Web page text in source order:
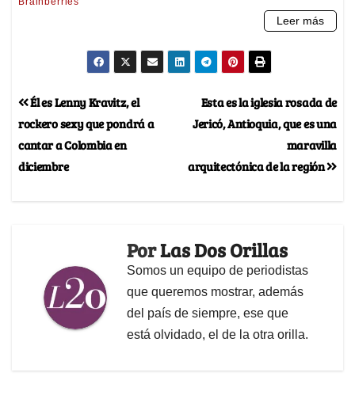
Esta es la iglesia rosada de
Jericó, Antioquia, que es una
maravilla
arquitectónica de la región
Él es Lenny Kravitz, el
rockero sexy que pondrá a
cantar a Colombia en
diciembre
PorLas Dos Orillas
Somos un equipo de periodistas
que queremos mostrar, además
del país de siempre, ese que
está olvidado, el de la otra orilla.